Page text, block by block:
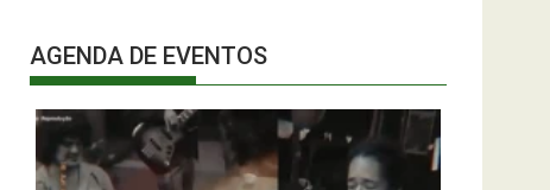
AGENDA DE EVENTOS